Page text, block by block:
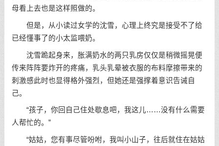
母看上去也是这样照做的。
但是，从小读过女学的沈雪，心理上终究是接受不了给
已经懂事了的小太监喂奶。
沈雪跪起身来，胀满奶水的两只乳房仅仅是稍微摇晃便
传来阵阵要炸开的疼痛，乳头乳晕被衣服的布料摩擦带来的
刺激感此时也显得格外强烈，但她还是强撑着意识告诫自
己。
“孩子，你回自己住处歇息吧，我这儿……没有什么需要
人帮忙的。”
“姑姑，您有事尽管吩咐，我叫小山子，往后就住在姑姑